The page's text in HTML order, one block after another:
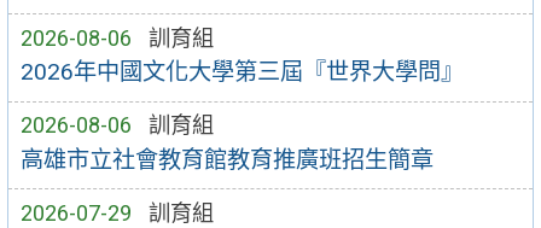
2026-08-06 訓育組
2026年中國文化大學第三屆『世界大學問』
2026-08-06 訓育組
高雄市立社會教育館教育推廣班招生簡章
2026-07-29 訓育組